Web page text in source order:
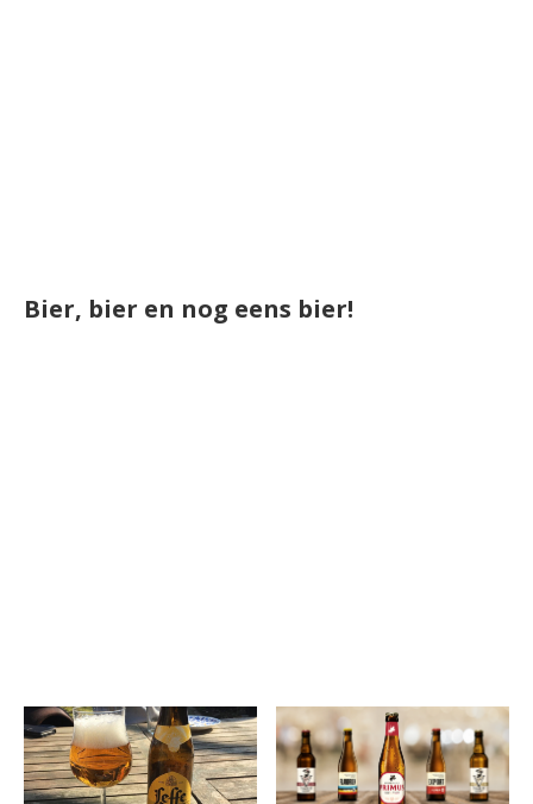
Bier, bier en nog eens bier!